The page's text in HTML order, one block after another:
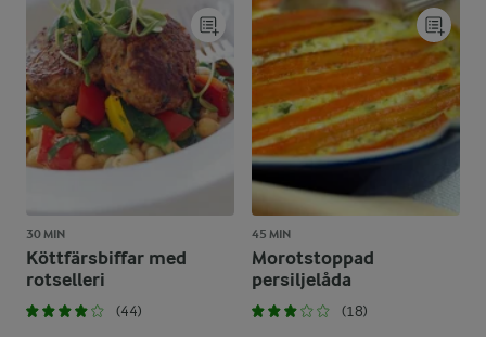
30 MIN
Köttfärsbiffar med
rotselleri
(44)
45 MIN
Morotstoppad
persiljelåda
(18)